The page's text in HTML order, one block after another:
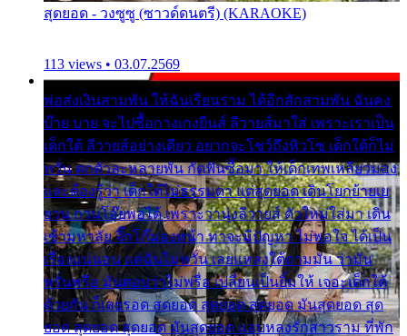
สุดยอด - วงซูซู (ซาวด์ดนตรี) (KARAOKE)
113 views • 03.07.2569
พ่อส่งเงินสามพัน ให้ฉันเรียนราม ได้อีกสักสามพัน ฉันคง
บ๊าย บาย จะไปซื้อกางเกงยีนส์ ลีวายส์มาใส่ เพราะเราเป็น
เด็กใต้ ลีวายส์อย่างเดียว อยากจะโชว์ถึงหิวโซ เด็กใต้ก็ไม่
หวั่น ตกตัวละหลายพัน กัดฟันซื้อมา ให้เด็กเทพเหลียวมอง
และต้องรู้ว่า เด็กใต้ไม่ธรรมดา แต่สุดยอด เดินโยกย้ายเย
ยวน กวนโอ๊ยพอได้ เพราะว่านุ่งลีวายส์ ตัวใหม่ใส่มา เดิน
เข้ามหาลัย จิ๊กโก๊มองหน้า ท่าจะมีปัญหา ไม่พอใจ ได้เป็น
เรื่องแน่นอน แต่ฉันไม่หวั่น เลยแหลงใต้ถามมัน ว่ามัน
พรั่นพรือ มันตอบว่าไม่พรื่อ เปลี่ยนเป็นยิ้มให้ เจอะเด็กใต้
ด้วยกัน ก็เลยรอด สุดยอด สุดยอด สุดยอด มันสุดยอด สุด
ยอด สุดยอด สุดยอด มันสุดยอด แอบหลงรักสาวราม ที่พัก